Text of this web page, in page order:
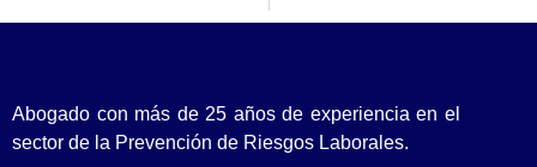
Abogado con más de 25 años de experiencia en el
sector de la Prevención de Riesgos Laborales.